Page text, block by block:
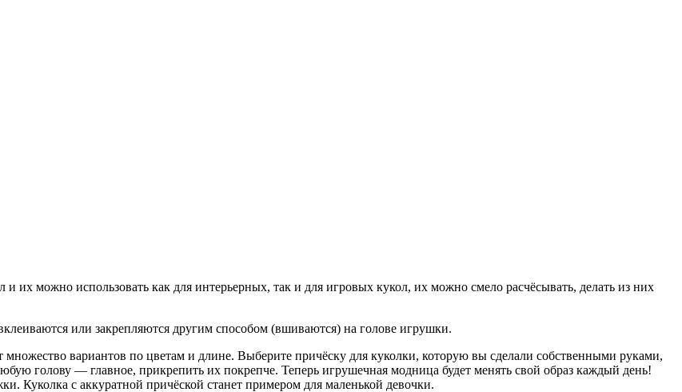
их можно использовать как для интерьерных, так и для игровых кукол, их можно смело расчёсывать, делать из них
или закрепляются другим способом (вшиваются) на голове игрушки.
вариантов по цветам и длине. Выберите причёску для куколки, которую вы сделали собственными руками,
голову — главное, прикрепить их покрепче. Теперь игрушечная модница будет менять свой образ каждый день!
Куколка с аккуратной причёской станет примером для маленькой девочки.